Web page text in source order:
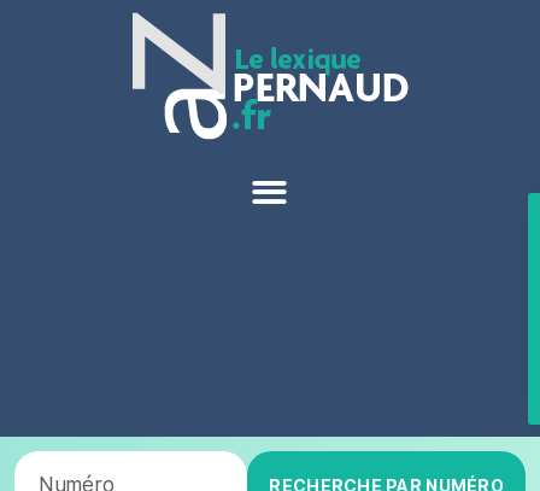
RECHERCHE PAR NUMÉRO